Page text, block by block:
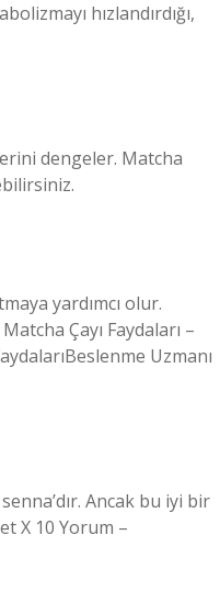
hızlandırdığı,
dengeler. Matcha
yardımcı olur.
Çayı Faydaları –
Uzmanı
Ancak bu iyi bir
X 10 Yorum –